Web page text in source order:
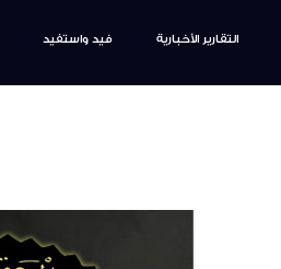
التقارير الأخبارية فيد واستفيد